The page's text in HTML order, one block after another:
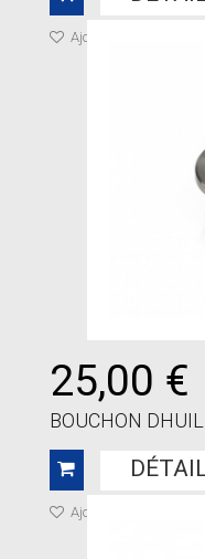
Ajouter à ma liste de
25,00 €
BOUCHON
Ajouter à ma liste de